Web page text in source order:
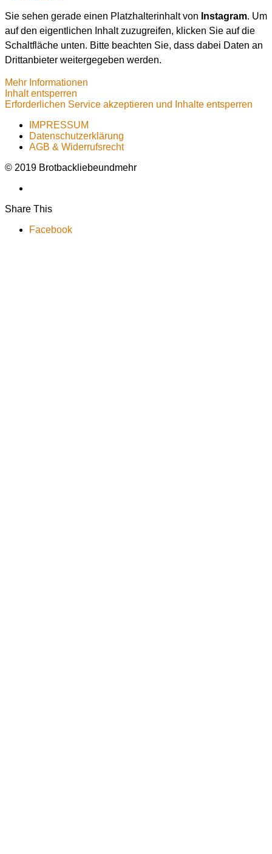
Sie sehen gerade einen Platzhalterinhalt von Instagram. Um
auf den eigentlichen Inhalt zuzugreifen, klicken Sie auf die
Schaltfläche unten. Bitte beachten Sie, dass dabei Daten an
Drittanbieter weitergegeben werden.
Mehr Informationen
Inhalt entsperren
Erforderlichen Service akzeptieren und Inhalte entsperren
IMPRESSUM
Datenschutzerklärung
AGB & Widerrufsrecht
© 2019 Brotbackliebeundmehr
Share This
Facebook